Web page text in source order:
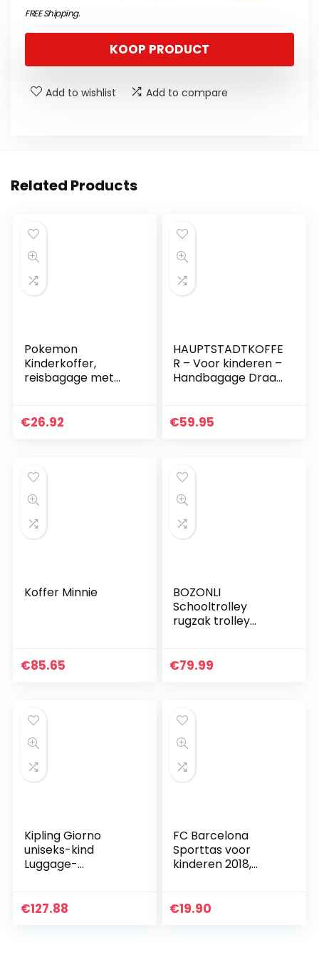
FREE Shipping.
KOOP PRODUCT
Add to wishlist Add to compare
Related Products
Pokemon
Kinderkoffer,
reisbagage met
meisjes
€26.92
HAUPTSTADTKOFFE
R – Voor kinderen –
Handbagage Draag
Kinderbagage,
€59.95
Koffer Minnie
€85.65
BOZONLI
Schooltrolley
rugzak trolley
kleuren Rugzak
€79.99
Kipling Giorno
uniseks-kind
Luggage-
€127.88
FC Barcelona
Sporttas voor
kinderen 2018,
€19.90